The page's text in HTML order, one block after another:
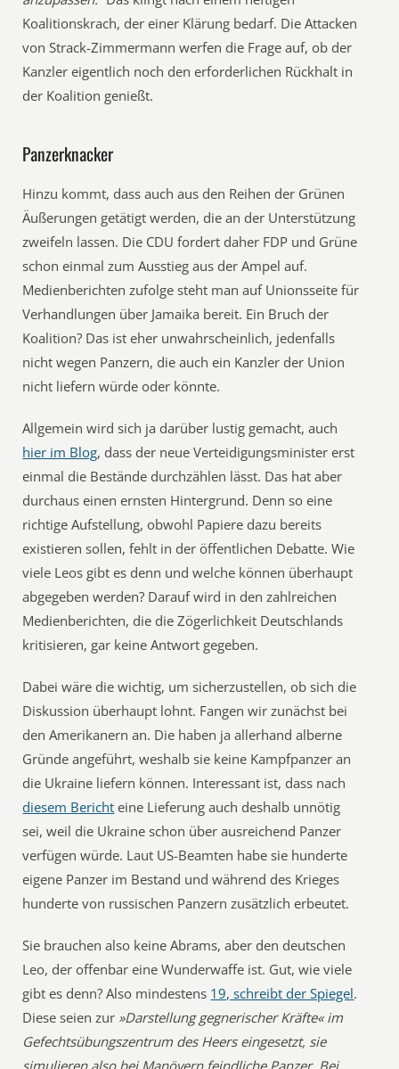
Koalitionskrach, der einer Klärung bedarf. Die Attacken
von Strack-Zimmermann werfen die Frage auf, ob der
Kanzler eigentlich noch den erforderlichen Rückhalt in
der Koalition genießt.
Panzerknacker
Hinzu kommt, dass auch aus den Reihen der Grünen
Äußerungen getätigt werden, die an der Unterstützung
zweifeln lassen. Die CDU fordert daher FDP und Grüne
schon einmal zum Ausstieg aus der Ampel auf.
Medienberichten zufolge steht man auf Unionsseite für
Verhandlungen über Jamaika bereit. Ein Bruch der
Koalition? Das ist eher unwahrscheinlich, jedenfalls
nicht wegen Panzern, die auch ein Kanzler der Union
nicht liefern würde oder könnte.
Allgemein wird sich ja darüber lustig gemacht, auch
hier im Blog, dass der neue Verteidigungsminister erst
einmal die Bestände durchzählen lässt. Das hat aber
durchaus einen ernsten Hintergrund. Denn so eine
richtige Aufstellung, obwohl Papiere dazu bereits
existieren sollen, fehlt in der öffentlichen Debatte. Wie
viele Leos gibt es denn und welche können überhaupt
abgegeben werden? Darauf wird in den zahlreichen
Medienberichten, die die Zögerlichkeit Deutschlands
kritisieren, gar keine Antwort gegeben.
Dabei wäre die wichtig, um sicherzustellen, ob sich die
Diskussion überhaupt lohnt. Fangen wir zunächst bei
den Amerikanern an. Die haben ja allerhand alberne
Gründe angeführt, weshalb sie keine Kampfpanzer an
die Ukraine liefern können. Interessant ist, dass nach
diesem Bericht eine Lieferung auch deshalb unnötig
sei, weil die Ukraine schon über ausreichend Panzer
verfügen würde. Laut US-Beamten habe sie hunderte
eigene Panzer im Bestand und während des Krieges
hunderte von russischen Panzern zusätzlich erbeutet.
Sie brauchen also keine Abrams, aber den deutschen
Leo, der offenbar eine Wunderwaffe ist. Gut, wie viele
gibt es denn? Also mindestens 19, schreibt der Spiegel.
Diese seien zur »Darstellung gegnerischer Kräfte« im
Gefechtsübungszentrum des Heers eingesetzt, sie
simulieren also bei Manövern feindliche Panzer. Bei